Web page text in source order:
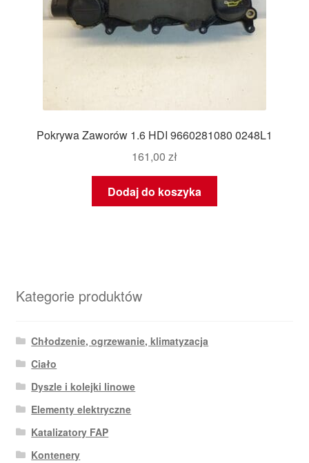
Pokrywa Zaworów 1.6 HDI 9660281080 0248L1
161,00 zł
Dodaj do koszyka
Kategorie produktów
Chłodzenie, ogrzewanie, klimatyzacja
Ciało
Dyszle i kolejki linowe
Elementy elektryczne
Katalizatory FAP
Kontenery